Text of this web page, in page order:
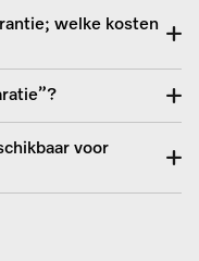
welke kosten
voor